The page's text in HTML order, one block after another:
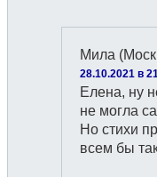
Мила
28.10.2021 в
Елена, ну
не могла
Но стихи
всем бы